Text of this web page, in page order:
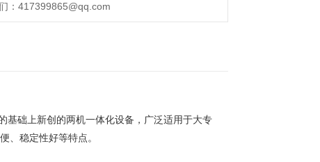
：417399865@qq.com
基础上新创的两机一体化设备，广泛适用于大专
、稳定性好等特点。